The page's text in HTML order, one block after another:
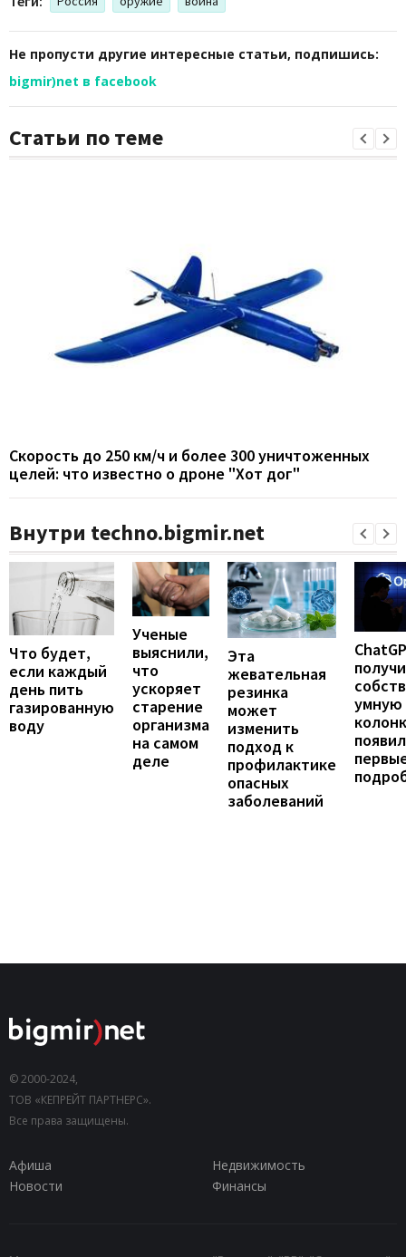
Не пропусти другие интересные статьи, подпишись:
bigmir)net в facebook
Статьи по теме
Скорость до 250 км/ч и более 300 уничтоженных
целей: что известно о дроне "Хот дог"
Внутри techno.bigmir.net
Что будет,
если каждый
день пить
газированную
воду
Ученые
выяснили,
что
ускоряет
старение
организма
на самом
деле
Эта
жевательная
резинка
может
изменить
подход к
профилактике
опасных
заболеваний
умную
© 2000-2024,
ТОВ «КЕПРЕЙТ ПАРТНЕРС».
Все права защищены.
Афиша
Недвижимость
Новости
Финансы